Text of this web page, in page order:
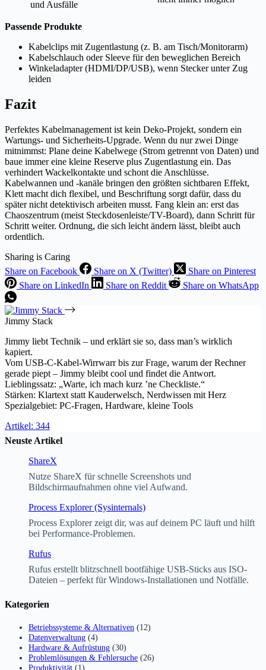
und Ausfälle
Passende Produkte
Kabelclips mit Zugentlastung (z. B. am Tisch/Monitorarm)
Kabelschlauch oder Sleeve für den beweglichen Bereich
Winkeladapter (HDMI/DP/USB), wenn Stecker unter Zug
leiden
Fazit
Perfektes Kabelmanagement ist kein Deko-Projekt, sondern ein
Wartungs- und Sicherheits-Upgrade. Wenn du nur zwei Dinge
mitnimmst: Plane deine Kabelwege (Strom getrennt von Daten) und
baue immer eine kleine Reserve plus Zugentlastung ein. Das
verhindert Wackelkontakte und schont die Anschlüsse.
Kabelwannen und -kanäle bringen den größten sichtbaren Effekt,
Klett macht dich flexibel, und Beschriftung sorgt dafür, dass du
später nicht detektivisch arbeiten musst. Fang klein an: erst das
Chaoszentrum (meist Steckdosenleiste/TV-Board), dann Schritt für
Schritt weiter. Ordnung, die sich leicht ändern lässt, bleibt auch
ordentlich.
Sharing is Caring
Share on Facebook
Share on X (Twitter)
Share on Pinterest
Share on LinkedIn
Share on Reddit Share on WhatsApp
Jimmy Stack
Jimmy liebt Technik – und erklärt sie so, dass man’s wirklich
kapiert.
Vom USB-C-Kabel-Wirrwarr bis zur Frage, warum der Rechner
gerade piept – Jimmy bleibt cool und findet die Antwort.
Lieblingssatz: „Warte, ich mach kurz ’ne Checkliste.“
Stärken: Klartext statt Kauderwelsch, Nerdwissen mit Herz
Spezialgebiet: PC-Fragen, Hardware, kleine Tools
Artikel: 344
Neuste Artikel
ShareX
Nutze ShareX für schnelle Screenshots und
Bildschirmaufnahmen ohne viel Aufwand.
Process Explorer (Sysinternals)
Process Explorer zeigt dir, was auf deinem PC läuft und hilft
bei Performance-Problemen.
Rufus
Rufus erstellt blitzschnell bootfähige USB-Sticks aus ISO-
Dateien – perfekt für Windows-Installationen und Notfälle.
Kategorien
Betriebssysteme & Alternativen (12)
Datenverwaltung (4)
Hardware & Aufrüstung (30)
Problemlösungen & Fehlersuche (26)
Produktivität (1)